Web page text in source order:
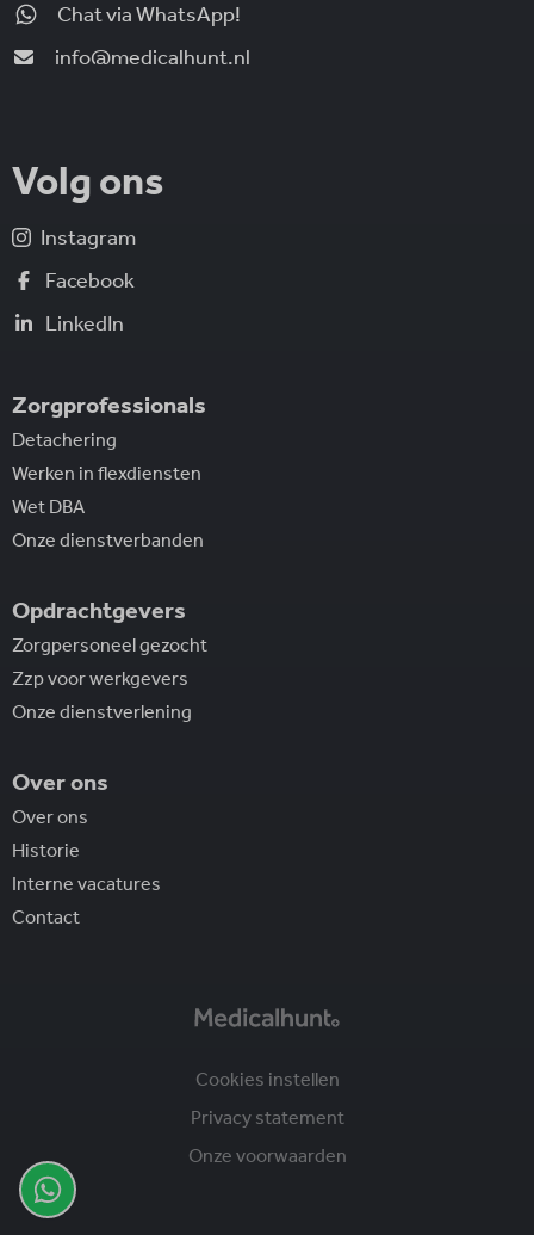
Chat via WhatsApp!
info@medicalhunt.nl
Volg ons
Instagram
Facebook
LinkedIn
Zorgprofessionals
Detachering
Werken in flexdiensten
Wet DBA
Onze dienstverbanden
Opdrachtgevers
Zorgpersoneel gezocht
Zzp voor werkgevers
Onze dienstverlening
Over ons
Over ons
Historie
Interne vacatures
Contact
Cookies instellen
Privacy statement
Onze voorwaarden